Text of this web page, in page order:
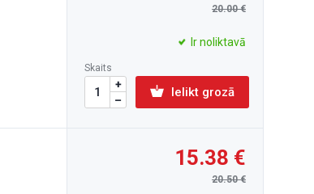
20.00
Ir noliktavā
Skaits
Ielikt grozā
15.38
20.50